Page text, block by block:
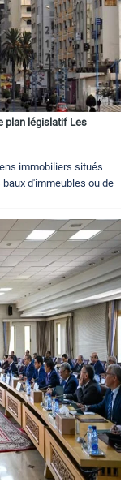
plan législatif Les
immobiliers situés
d'immeubles ou de